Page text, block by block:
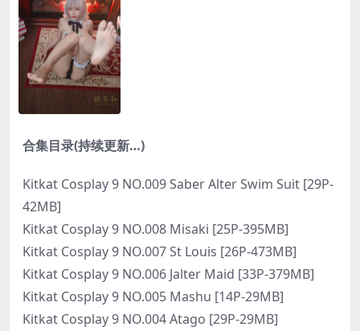
合集目录(持续更新…)
Kitkat Cosplay 9 NO.009 Saber Alter Swim Suit [29P-
42MB]
Kitkat Cosplay 9 NO.008 Misaki [25P-395MB]
Kitkat Cosplay 9 NO.007 St Louis [26P-473MB]
Kitkat Cosplay 9 NO.006 Jalter Maid [33P-379MB]
Kitkat Cosplay 9 NO.005 Mashu [14P-29MB]
Kitkat Cosplay 9 NO.004 Atago [29P-29MB]